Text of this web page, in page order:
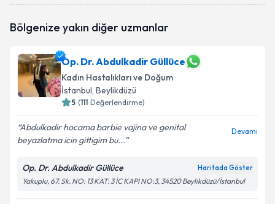
oluşturun. Size bu uzmandan randevu almanız için bir
E-posta Adresiniz
Kişisel verilerimin işlenmesine ilişkin
Aydınlatma
Metni'ni okudum ve kişisel verilerimin belirtilen
Takvim Talebini Gönder
Bölgenize yakın diğer uzmanlar
Op. Dr. Abdulkadir Güllüce
Kadın Hastalıkları ve Doğum
İstanbul, Beylikdüzü
5 (111 Değerlendirme)
Abdulkadir hocama barbie vajina ve genital
beyazlatma icin gittigim bu...
Devamı
Op. Dr. Abdulkadir Güllüce Haritada Göster
Yakuplu, 67. Sk. NO: 13 KAT: 3 İC KAPI NO:3, 34520 Beylikdüzü/İstanbul